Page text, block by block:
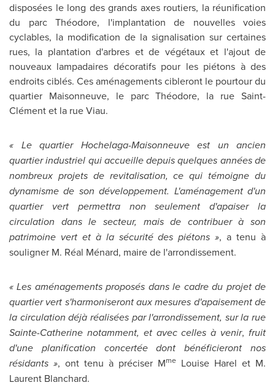
disposées le long des grands axes routiers, la réunification
du parc Théodore, l'implantation de nouvelles voies
cyclables, la modification de la signalisation sur certaines
rues, la plantation d'arbres et de végétaux et l'ajout de
nouveaux lampadaires décoratifs pour les piétons à des
endroits ciblés. Ces aménagements cibleront le pourtour du
quartier Maisonneuve, le parc Théodore, la rue Saint-
Clément et la rue Viau.
« Le quartier Hochelaga-Maisonneuve est un ancien
quartier industriel qui accueille depuis quelques années de
nombreux projets de revitalisation, ce qui témoigne du
dynamisme de son développement. L'aménagement d'un
quartier vert permettra non seulement d'apaiser la
circulation dans le secteur, mais de contribuer à son
patrimoine vert et à la sécurité des piétons », a tenu à
souligner M. Réal Ménard, maire de l'arrondissement.
« Les aménagements proposés dans le cadre du projet de
quartier vert s'harmoniseront aux mesures d'apaisement de
la circulation déjà réalisées par l'arrondissement, sur la rue
Sainte-Catherine notamment, et avec celles à venir, fruit
d'une planification concertée dont bénéficieront nos
résidants », ont tenu à préciser Mme Louise Harel et M.
Laurent Blanchard.